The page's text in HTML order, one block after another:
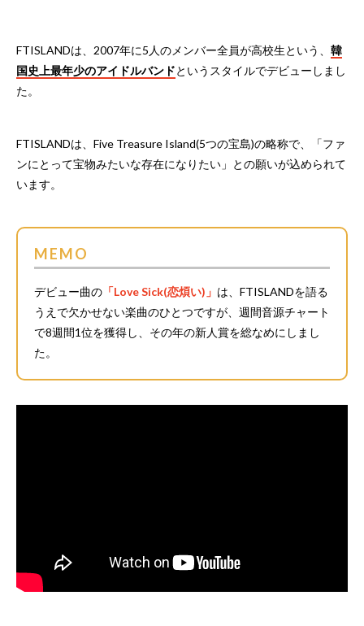
FTISLANDは、2007年に5人のメンバー全員が高校生という、 韓
国史上最年少のアイドルバンドというスタイルでデビューしまし
た。
FTISLANDは、Five Treasure Island(5つの宝島)の略称で、「ファ
ンにとって宝物みたいな存在になりたい」との願いが込められて
います。
MEMO
デビュー曲の 「Love Sick(恋煩い)」 は、FTISLANDを語る
うえで欠かせない楽曲のひとつですが、週間音源チャート
で8週間1位を獲得し、その年の新人賞を総なめにしまし
た。